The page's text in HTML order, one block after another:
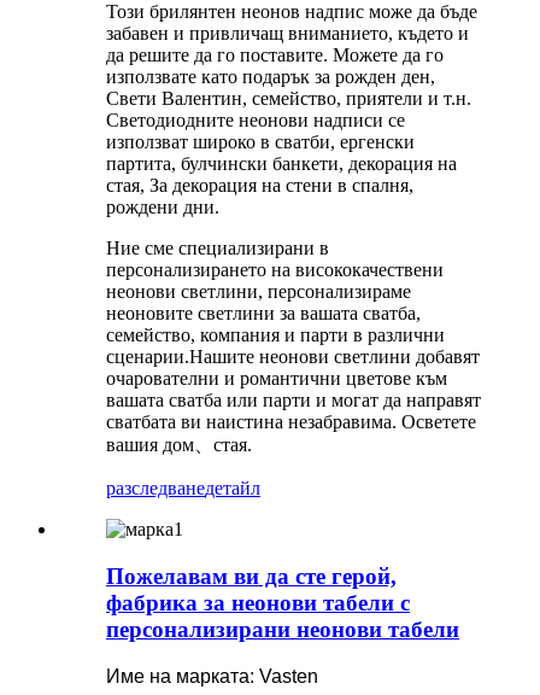
Този брилянтен неонов надпис може да бъде
забавен и привличащ вниманието, където и
да решите да го поставите. Можете да го
използвате като подарък за рожден ден,
Свети Валентин, семейство, приятели и т.н.
Светодиодните неонови надписи се
използват широко в сватби, ергенски
партита, булчински банкети, декорация на
стая, За декорация на стени в спалня,
рождени дни.
Ние сме специализирани в
персонализирането на висококачествени
неонови светлини, персонализираме
неоновите светлини за вашата сватба,
семейство, компания и парти в различни
сценарии.Нашите неонови светлини добавят
очарователни и романтични цветове към
вашата сватба или парти и могат да направят
сватбата ви наистина незабравима. Осветете
вашия дом、стая.
разследванедетайл
Пожелавам ви да сте герой,
фабрика за неонови табели с
персонализирани неонови табели
Име на марката: Vasten